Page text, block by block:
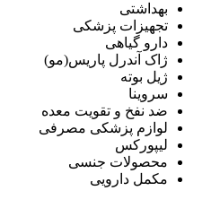
بهداشتی
تجهیزات پزشکی
دارو گیاهی
ژاک آندرل پاریس(مو)
ژیل بوته
سروینا
ضد نفخ و تقویت معده
لوازم پزشکی مصرفی
لیپورکس
محصولات جنسی
مکمل دارویی